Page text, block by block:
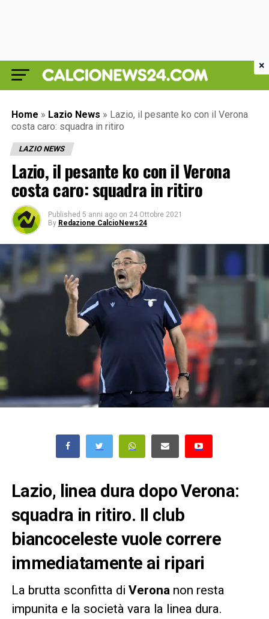
Home » Lazio News » Lazio, il pesante ko con il Verona
costa caro: squadra in ritiro
LAZIO NEWS
Lazio, il pesante ko con il Verona
costa caro: squadra in ritiro
Published 5 anni ago on 24 Ottobre 2021
By Redazione CalcioNews24
Lazio, linea dura dopo Verona:
squadra in ritiro. Il club
biancoceleste vuole correre
immediatamente ai ripari
La brutta sconfitta di Verona non resta
impunita e la società vara la linea dura.
×